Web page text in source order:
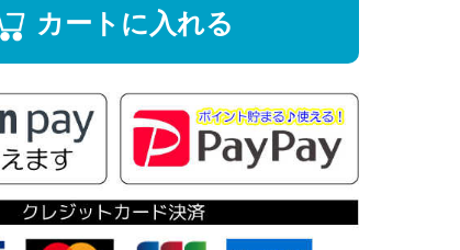
カートに入れる